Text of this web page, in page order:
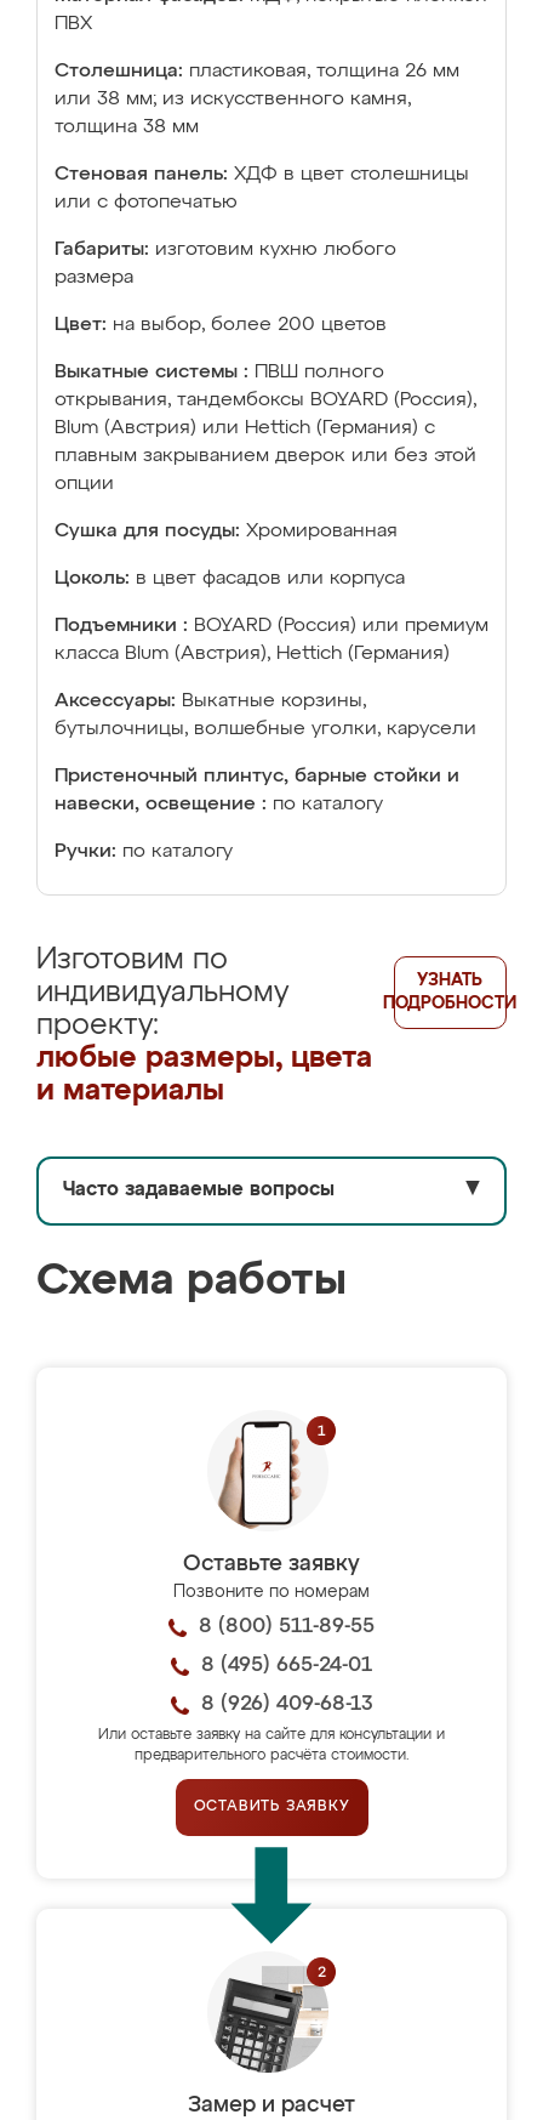
ПВХ
Столешница: пластиковая, толщина 26 мм
или 38 мм; из искусственного камня,
толщина 38 мм
Стеновая панель: ХДФ в цвет столешницы
или с фотопечатью
Габариты: изготовим кухню любого
размера
Цвет: на выбор, более 200 цветов
Выкатные системы :
ПВШ полного
открывания, тандембоксы BOYARD (Россия),
Blum (Австрия) или Hettich (Германия) с
плавным закрыванием дверок или без этой
опции
Сушка для посуды: Хромированная
Цоколь: в цвет фасадов или корпуса
Подъемники : BOYARD (Россия) или премиум
класса Blum (Австрия), Hettich (Германия)
Аксессуары: Выкатные корзины,
бутылочницы, волшебные уголки, карусели
Пристеночный плинтус, барные стойки и
навески, освещение : по каталогу
Ручки: по каталогу
Изготовим по
индивидуальному
проекту:
любые размеры, цвета
и материалы
УЗНАТЬ
ПОДРОБНОСТИ
Часто задаваемые вопросы ▼
Схема работы
Оставьте заявку
Позвоните по номерам
8 (800) 511-89-55
8 (495) 665-24-01
8 (926) 409-68-13
Или оставьте заявку на сайте для консультации и
предварительного расчёта стоимости.
ОСТАВИТЬ ЗАЯВКУ
Замер и расчет